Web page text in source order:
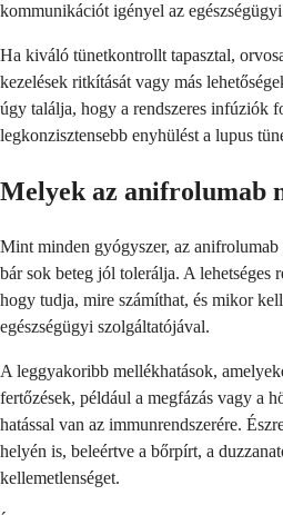
kommunikációt igényel az
Ha kiváló tünetkontrollt tapasztal,
kezelések ritkítását vagy más
úgy találja, hogy a rendszeres infúziók
legkonzisztensebb enyhülést a lupus
Melyek az anifrolumab
Mint minden gyógyszer, az anifrolumab
bár sok beteg jól tolerálja. A lehetséges
hogy tudja, mire számíthat, és mikor
egészségügyi szolgáltatójával.
A leggyakoribb mellékhatások,
fertőzések, például a megfázás vagy a
hatással van az immunrendszerére.
helyén is, beleértve a bőrpírt, a
kellemetlenséget.